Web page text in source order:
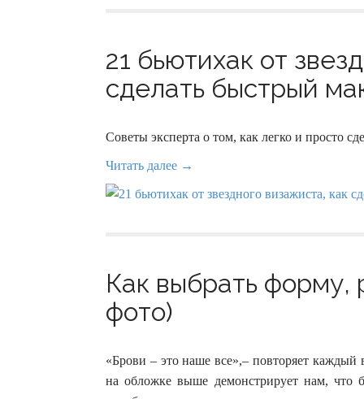
21 бьютихак от
сделать быстрый
Советы эксперта о том, как легко и просто
Читать далее →
Как выбрать форму,
фото)
«Брови – это наше все»,– повторяет
на обложке выше демонстрирует нам, что